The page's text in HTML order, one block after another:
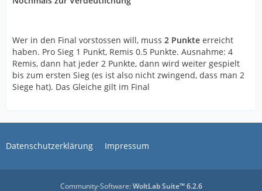
Wer in den Final vorstossen will, muss 2 Punkte erreicht
haben. Pro Sieg 1 Punkt, Remis 0.5 Punkte. Ausnahme: 4
Remis, dann hat jeder 2 Punkte, dann wird weiter gespielt
bis zum ersten Sieg (es ist also nicht zwingend, dass man 2
Siege hat). Das Gleiche gilt im Final
Datenschutzerklärung Impressum
Community-Software:WoltLab Suite™ 6.2.6